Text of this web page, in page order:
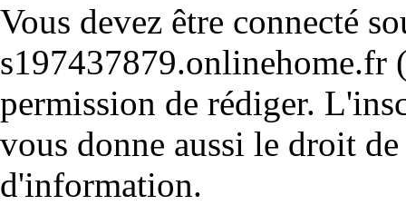
Vous devez être connecté
permission de rédiger.
vous donne aussi le droit
d'information.